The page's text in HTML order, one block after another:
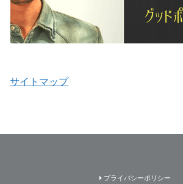
サイトマップ
プライバシーポリシー